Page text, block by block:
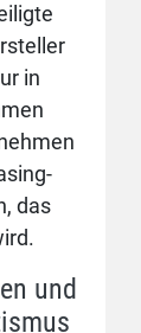
in
das
und